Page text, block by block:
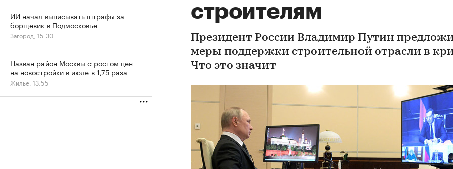
строителям
Президент России Владимир Путин
меры поддержки строительной отрасли в
Что это значит
ИИ начал выписывать штрафы за
борщевик в Подмосковье
Загород, 15:30
Назван район Москвы с ростом цен
на новостройки в июле в 1,75 раза
Жилье, 13:55